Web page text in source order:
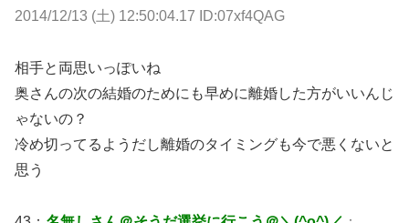
2014/12/13 (土) 12:50:04.17 ID:07xf4QAG
相手と両思いっぽいね
奥さんの次の結婚のためにも早めに離婚した方がいいんじ
ゃないの？
冷め切ってるようだし離婚のタイミングも今で悪くないと
思う